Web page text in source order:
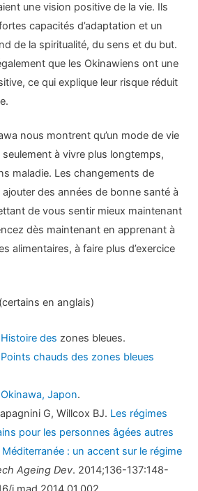
une vision positive de la vie. Ils
capacités d’adaptation et un
de la spiritualité, du sens et du but.
que les Okinawiens ont une
ce qui explique leur risque réduit
nous montrent qu’un mode de vie
à vivre plus longtemps,
maladie. Les changements de
des années de bonne santé à
de vous sentir mieux maintenant
dès maintenant en apprenant à
alimentaires, à faire plus d’exercice
en anglais)
Histoire des zones bleues.
Points chauds des zones bleues
Okinawa, Japon.
G, Willcox BJ. Les régimes
pour les personnes âgées autres
: un accent sur le régime
Ageing Dev. 2014;136-137:148-